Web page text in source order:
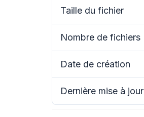
Taille du fichier
Nombre de fichiers
Date de création
Dernière mise à jour